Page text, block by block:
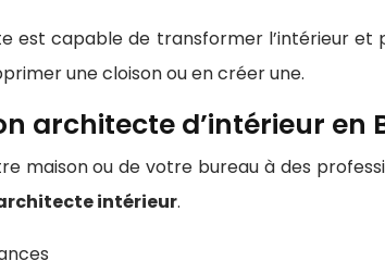
est capable de transformer l’intérieur
une cloison ou en créer une.
architecte d’intérieur en
maison ou de votre bureau à des
intérieur.